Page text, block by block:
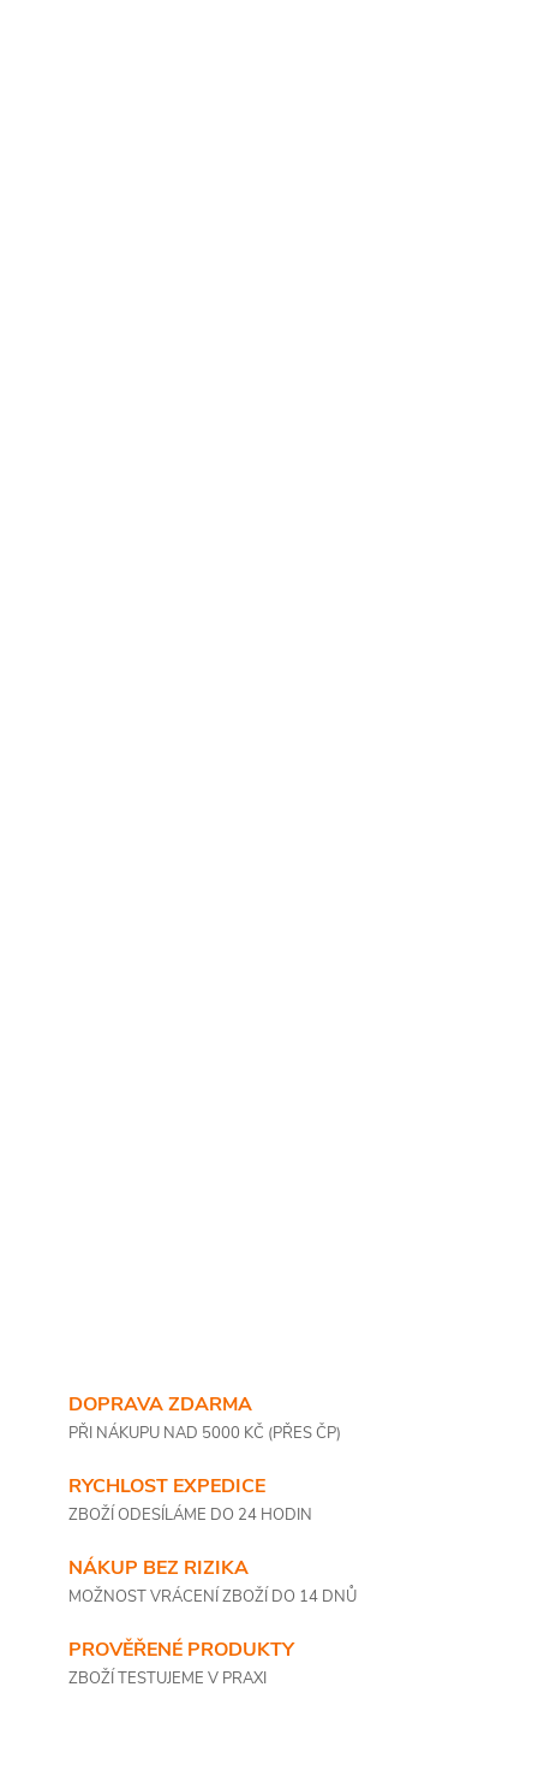
DOPRAVA ZDARMA
PŘI NÁKUPU NAD 5000 KČ (PŘES ČP)
RYCHLOST EXPEDICE
ZBOŽÍ ODESÍLÁME DO 24 HODIN
NÁKUP BEZ RIZIKA
MOŽNOST VRÁCENÍ ZBOŽÍ DO 14 DNŮ
PROVĚŘENÉ PRODUKTY
ZBOŽÍ TESTUJEME V PRAXI